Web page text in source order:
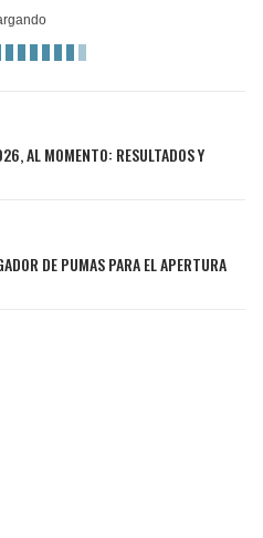
AL MOMENTO: RESULTADOS Y
DE PUMAS PARA EL APERTURA